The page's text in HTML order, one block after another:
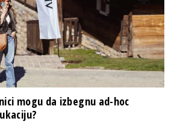
mogu da izbegnu ad-hoc